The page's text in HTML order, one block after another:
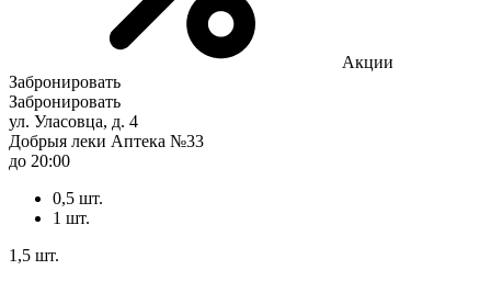
Акции
Забронировать
Забронировать
ул. Уласовца, д. 4
Добрыя леки Аптека №33
до 20:00
0,5 шт.
1 шт.
1,5 шт.